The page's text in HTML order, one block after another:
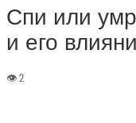
Спи или
и его